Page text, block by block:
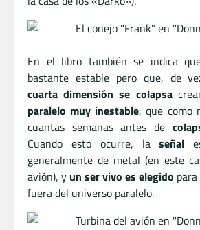
En el libro también se indica
bastante estable pero que, de
cuarta dimensión se colapsa
paralelo muy inestable, que como
cuantas semanas antes de
Cuando esto ocurre, laseñal
generalmente de metal (en este
avión), y un ser vivo es elegido
fuera del universo paralelo.